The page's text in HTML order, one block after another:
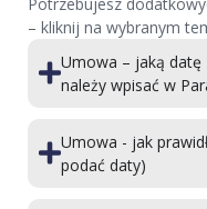
– kliknij na wybranym
Umowa – jaką datę
należy wpisać w
Umowa - jak
podać daty)